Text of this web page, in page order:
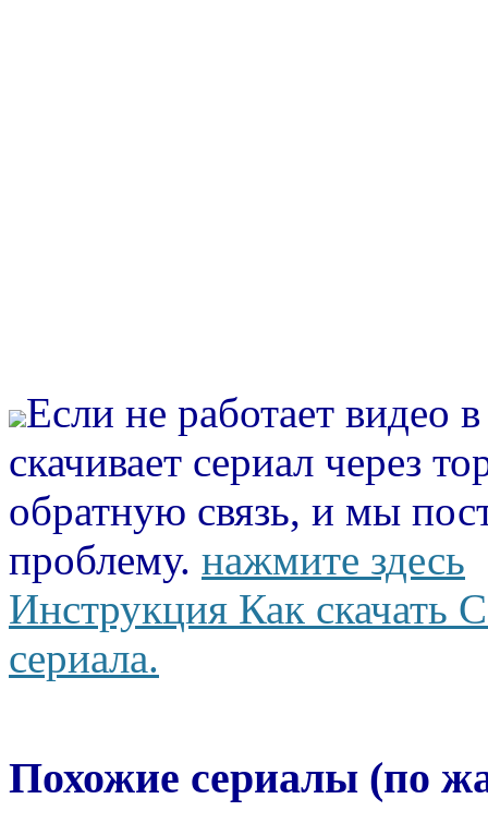
Если не работает видео
скачивает сериал через
обратную связь, и мы
проблему. нажмите здесь
Инструкция Как скачать
сериала.
Похожие сериалы (по